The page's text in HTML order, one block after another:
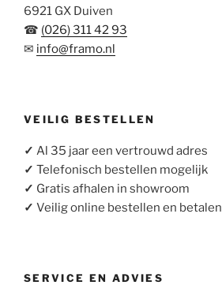
6921 GX Duiven
☎ (026) 311 42 93
✉ info@framo.nl
VEILIG BESTELLEN
✓ Al 35 jaar een vertrouwd adres
✓ Telefonisch bestellen mogelijk
✓ Gratis afhalen in showroom
✓ Veilig online bestellen en betalen
SERVICE EN ADVIES